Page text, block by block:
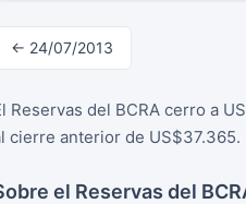
← 24/07/2013
Reservas del BCRA cerro a
cierre anterior de US$37.365.
el Reservas del